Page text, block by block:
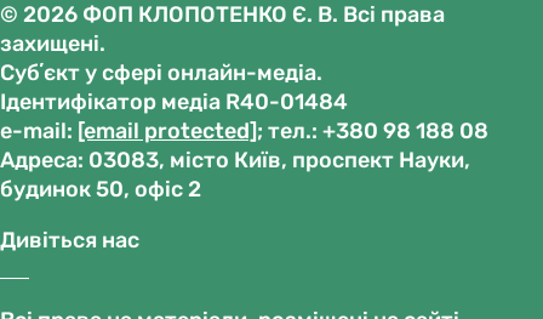
© 2026 ФОП КЛОПОТЕНКО Є. В. Всі права
захищені.
Субʼєкт у сфері онлайн-медіа.
Ідентифікатор медіа R40-01484
е-mail: [email protected]; тел.: +380 98 188 08
Адреса: 03083, місто Київ, проспект Науки,
будинок 50, офіс 2
Дивіться нас